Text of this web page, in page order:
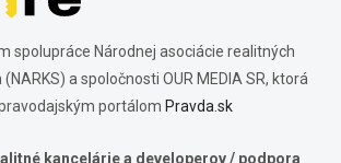
spolupráce Národnej asociácie realitných
a spoločnosti OUR MEDIA SR, ktorá
portálom Pravda.sk
kancelárie a developerov / podpora